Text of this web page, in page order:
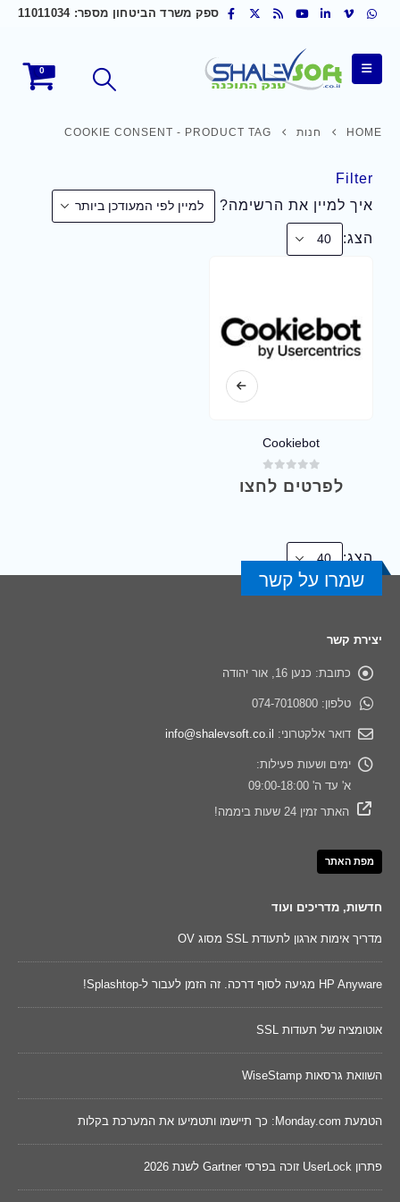
ספק משרד הביטחון מספר: 11011034
0
HOME חנות PRODUCT TAG -
COOKIE CONSENT
Filter
איך למיין את הרשימה?
הצג:
Cookiebot
לפרטים לחצו
הצג:
שמרו על קשר
יצירת קשר
כתובת: כנען 16, אור יהודה
טלפון: 074-7010800
דואר אלקטרוני: info@shalevsoft.co.il
ימים ושעות פעילות:
א' עד ה' 09:00-18:00
האתר זמין 24 שעות ביממה!
מפת האתר
חדשות, מדריכים ועוד
מדריך אימות ארגון לתעודת SSL מסוג OV
HP Anyware מגיעה לסוף דרכה. זה הזמן לעבור ל-Splashtop!
אוטומציה של תעודות SSL
השוואת גרסאות WiseStamp
הטמעת Monday.com: כך תיישמו ותטמיעו את המערכת בקלות
פתרון UserLock זוכה בפרסי Gartner לשנת 2026